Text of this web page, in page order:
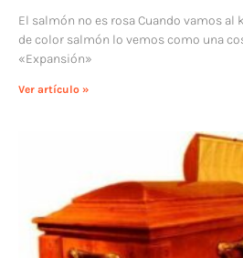
El salmón no es rosa Cuando vamos
de color salmón lo vemos como una
«Expansión»
Ver artículo »